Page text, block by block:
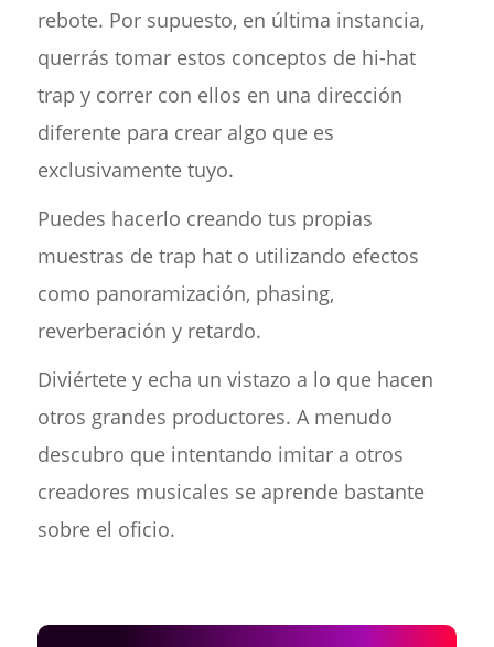
rebote. Por supuesto, en última instancia,
querrás tomar estos conceptos de hi-hat
trap y correr con ellos en una dirección
diferente para crear algo que es
exclusivamente tuyo.
Puedes hacerlo creando tus propias
muestras de trap hat o utilizando efectos
como panoramización, phasing,
reverberación y retardo.
Diviértete y echa un vistazo a lo que hacen
otros grandes productores. A menudo
descubro que intentando imitar a otros
creadores musicales se aprende bastante
sobre el oficio.